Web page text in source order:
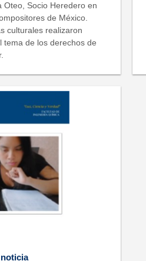
Oteo, Socio Heredero en
de México.
culturales realizaron
tema de los derechos de